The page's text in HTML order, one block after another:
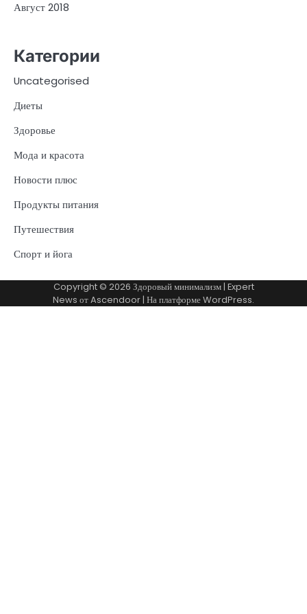
Август 2018
Категории
Uncategorised
Диеты
Здоровье
Мода и красота
Новости плюс
Продукты питания
Путешествия
Спорт и йога
Copyright © 2026 Здоровый минимализм| Expert
News отAscendoor| На платформеWordPress.